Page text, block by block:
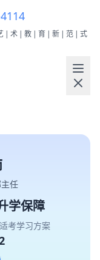
|术|教|育|新|范|式
任
学保障
考学习方案